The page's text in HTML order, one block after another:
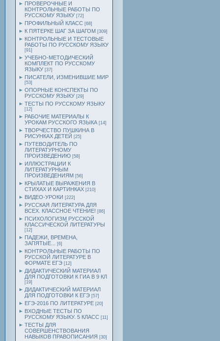
ПРОВЕРОЧНЫЕ И
КОНТРОЛЬНЫЕ РАБОТЫ ПО
РУССКОМУ ЯЗЫКУ [72]
ПРОФИЛЬНЫЙ КЛАСС [68]
К ПЯТЕРКЕ ШАГ ЗА ШАГОМ [309]
КОНТРОЛЬНЫЕ И ТЕСТОВЫЕ
РАБОТЫ ПО РУССКОМУ ЯЗЫКУ
[91]
УЧЕБНО-МЕТОДИЧЕСКИЙ
КОМПЛЕКТ ПО РУССКОМУ
ЯЗЫКУ [37]
ПИСАТЕЛИ, ИЗМЕНИВШИЕ МИР
[53]
ОПОРНЫЕ КОНСПЕКТЫ ПО
РУССКОМУ ЯЗЫКУ [29]
ТЕСТЫ ПО РУССКОМУ ЯЗЫКУ
[12]
РАБОЧИЕ МАТЕРИАЛЫ К
УРОКАМ РУССКОГО ЯЗЫКА [14]
ТВОРЧЕСТВО ПУШКИНА В
РИСУНКАХ ДЕТЕЙ [25]
ПУТЕВОДИТЕЛЬ ПО
ЛИТЕРАТУРНОМУ
ПРОИЗВЕДЕНИЮ [58]
ИЛЛЮСТРАЦИИ К
ЛИТЕРАТУРНЫМ
ПРОИЗВЕДЕНИЯМ [56]
КРЫЛАТЫЕ ВЫРАЖЕНИЯ В
СТИХАХ И КАРТИНКАХ [210]
ВИДЕО-УРОКИ [222]
РУССКАЯ ЛИТЕРАТУРА ДЛЯ
ВСЕХ. КЛАССНОЕ ЧТЕНИЕ! [86]
ПСИХОЛОГИЗМ РУССКОЙ
КЛАССИЧЕСКОЙ ЛИТЕРАТУРЫ
[12]
ПАДЕЖИ, ВРЕМЕНА,
ЗАПЯТЫЕ...
[6]
КОНТРОЛЬНЫЕ РАБОТЫ ПО
РУССКОЙ ЛИТЕРАТУРЕ В
ФОРМАТЕ ЕГЭ [12]
ДИДАКТИЧЕСКИЙ МАТЕРИАЛ
ДЛЯ ПОДГОТОВКИ К ГИА В 9 КЛ
[19]
ДИДАКТИЧЕСКИЙ МАТЕРИАЛ
ДЛЯ ПОДГОТОВКИ К ЕГЭ [57]
ЕГЭ-2016 ПО ЛИТЕРАТУРЕ [20]
ВХОДНЫЕ ТЕСТЫ ПО
РУССКОМУ ЯЗЫКУ. 5 КЛАСС [11]
ТЕСТЫ ДЛЯ
СОВЕРШЕНСТВОВАНИЯ
НАВЫКОВ ПРАВОПИСАНИЯ [30]